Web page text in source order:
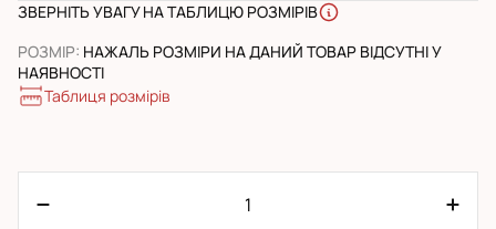
ЗВЕРНІТЬ УВАГУ НА ТАБЛИЦЮ РОЗМІРІВ
РОЗМІР: НАЖАЛЬ РОЗМІРИ НА ДАНИЙ ТОВАР ВІДСУТНІ У
НАЯВНОСТІ
Таблиця розмірів